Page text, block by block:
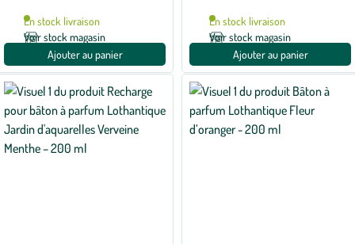
En stock livraison
Voir stock magasin
Ajouter au panier
En stock livraison
Voir stock magasin
Ajouter au panier